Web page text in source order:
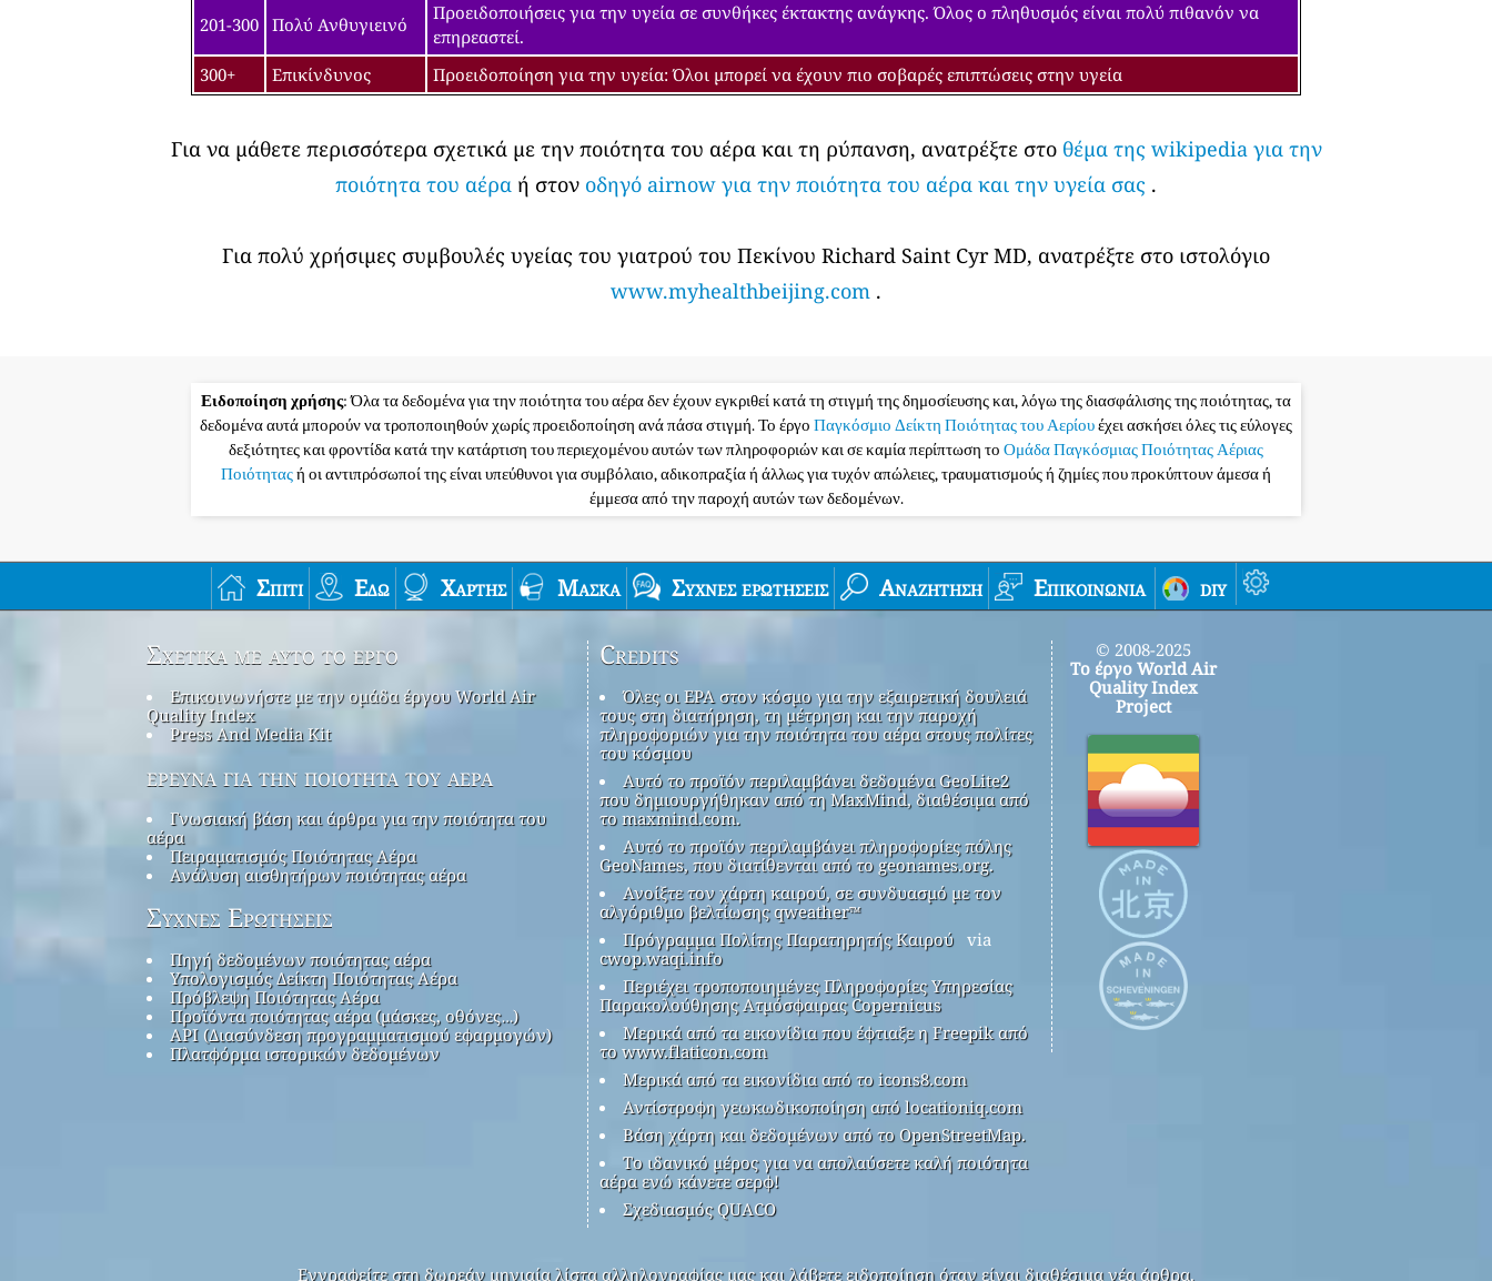
201-300 Πολύ Ανθυγιεινό
Προειδοποιήσεις για την υγεία σε συνθήκες έκτακτης ανάγκης. Όλος ο πληθυσμός είναι πολύ πιθανόν να
επηρεαστεί.
300+
Επικίνδυνος Προειδοποίηση για την υγεία: Όλοι μπορεί να έχουν πιο σοβαρές επιπτώσεις στην υγεία
Για να μάθετε περισσότερα σχετικά με την ποιότητα του αέρα και τη ρύπανση, ανατρέξτε στο θέμα της wikipedia για την
ποιότητα του αέρα ή στον οδηγό airnow για την ποιότητα του αέρα και την υγεία σας .
Για πολύ χρήσιμες συμβουλές υγείας του γιατρού του Πεκίνου Richard Saint Cyr MD, ανατρέξτε στο ιστολόγιο
www.myhealthbeijing.com .
Ειδοποίηση χρήσης: Όλα τα δεδομένα για την ποιότητα του αέρα δεν έχουν εγκριθεί κατά τη στιγμή της δημοσίευσης και, λόγω της διασφάλισης της ποιότητας, τα
δεδομένα αυτά μπορούν να τροποποιηθούν χωρίς προειδοποίηση ανά πάσα στιγμή. Το έργο Παγκόσμιο Δείκτη Ποιότητας του Αερίουέχει ασκήσει όλες τις εύλογες
δεξιότητες και φροντίδα κατά την κατάρτιση του περιεχομένου αυτών των πληροφοριών και σε καμία περίπτωση το Ομάδα Παγκόσμιας Ποιότητας Αέριας
Ποιότηταςή οι αντιπρόσωποί της είναι υπεύθυνοι για συμβόλαιο, αδικοπραξία ή άλλως για τυχόν απώλειες, τραυματισμούς ή ζημίες που προκύπτουν άμεσα ή
έμμεσα από την παροχή αυτών των δεδομένων.
Σπίτι Εδώ Χάρτης Μάσκα Συχνές ερωτήσεις Αναζήτηση Επικοινωνία diy
Σχετικά με αυτό το έργο
Επικοινωνήστε με την ομάδα έργου World Air
Quality Index
Press And Media Kit
έρευνα για την ποιότητα του αέρα
Γνωσιακή βάση και άρθρα για την ποιότητα του
αέρα
Πειραματισμός Ποιότητας Αέρα
Ανάλυση αισθητήρων ποιότητας αέρα
Συχνές Ερωτήσεις
Πηγή δεδομένων ποιότητας αέρα
Υπολογισμός Δείκτη Ποιότητας Αέρα
Πρόβλεψη Ποιότητας Αέρα
Προϊόντα ποιότητας αέρα (μάσκες, οθόνες…)
API (Διασύνδεση προγραμματισμού εφαρμογών)
Πλατφόρμα ιστορικών δεδομένων
Credits
Όλες οι EPA στον κόσμο για την εξαιρετική δουλειά
τους στη διατήρηση, τη μέτρηση και την παροχή
πληροφοριών για την ποιότητα του αέρα στους πολίτες
του κόσμου
Αυτό το προϊόν περιλαμβάνει δεδομένα GeoLite2
που δημιουργήθηκαν από τη MaxMind, διαθέσιμα από
το maxmind.com.
Αυτό το προϊόν περιλαμβάνει πληροφορίες πόλης
GeoNames, που διατίθενται από το geonames.org.
Ανοίξτε τον χάρτη καιρού, σε συνδυασμό με τον
αλγόριθμο βελτίωσης qweather™
Πρόγραμμα Πολίτης Παρατηρητής Καιρού via
cwop.waqi.info
Περιέχει τροποποιημένες Πληροφορίες Υπηρεσίας
Παρακολούθησης Ατμόσφαιρας Copernicus
Μερικά από τα εικονίδια που έφτιαξε η Freepik από
το www.flaticon.com
Μερικά από τα εικονίδια από το icons8.com
Αντίστροφη γεωκωδικοποίηση από locationiq.com
Βάση χάρτη και δεδομένων από το OpenStreetMap.
Το ιδανικό μέρος για να απολαύσετε καλή ποιότητα
αέρα ενώ κάνετε σερφ!
Σχεδιασμός QUACO
© 2008-2025
Το έργο World Air
Quality Index
Project
Εγγραφείτε στη δωρεάν μηνιαία λίστα αλληλογραφίας μας και λάβετε ειδοποίηση όταν είναι διαθέσιμα νέα άρθρα.